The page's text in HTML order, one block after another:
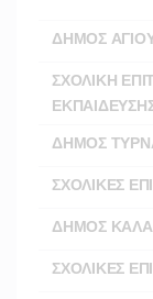
ΔΗΜΟΣ
ΣΧΟΛΙΚΗ
ΔΗΜΟΣ
ΣΧΟΛΙΚΕΣ
ΔΗΜΟΣ
ΣΧΟΛΙΚΕΣ